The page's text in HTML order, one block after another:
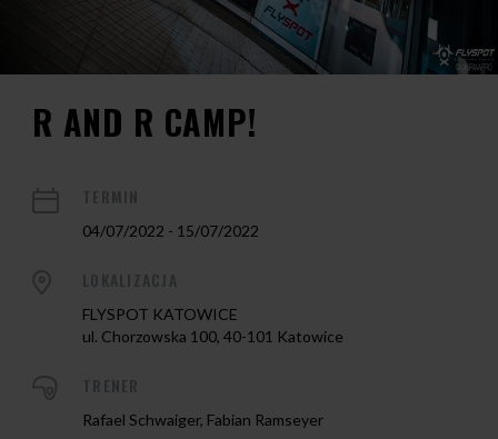
R AND R CAMP!
04/07/2022 - 15/07/2022
FLYSPOT KATOWICE
ul. Chorzowska 100, 40-101 Katowice
Rafael Schwaiger, Fabian Ramseyer